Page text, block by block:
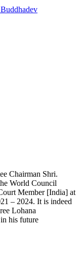
Chairman Shri.
World Council
Member [India] at
– 2024. It is indeed
Lohana
his future